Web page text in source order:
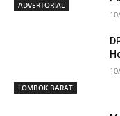
ADVERTORIAL
LOMBOK BARAT